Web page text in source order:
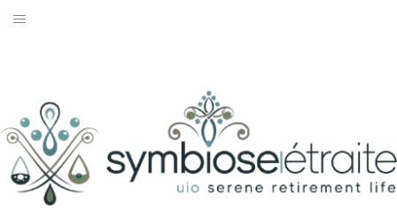
Aller
SANTÉ
MAISON